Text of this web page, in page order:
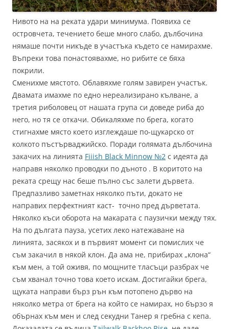
Нивото на на реката удари минимума. Появиха се
островчета, течението беше много слабо, дълбочина
нямаше почти никъде в участъка където се намирахме.
Въпреки това понастоявахме, но рибите се бяха
покрили.
Сменихме мястото. Облавяхме голям завирен участък.
Двамата имахме по едно нереализирано кълване, а
третия риболовец от нашата група си доведе риба до
него, но тя се откачи. Обикаляхме по брега, когато
стигнахме място което изглеждаше по-щукарско от
колкото пъстърваджийско. Поради голямата дълбочина
закачих на линията Fiiish Black Minnow №2 с идеята да
направя няколко проводки по дъното . В коритото на
реката срещу нас беше пълно със залети дървета.
Предпазливо заметнах няколко пъти, докато не
направих перфектният каст- точно пред дърветата.
Няколко къси оборота на макарата с паузички между тях.
На по дългата пауза, усетих леко натежаване на
линията, засякох и в първият момент си помислих че
съм закачил в някой клон. Да ама не, прибирах „клона“
към мен, а той оживя, по мощните тласъци разбрах че
съм хванал точно това което искам. Достигайки брега,
щуката направи бърз рън към потопено дърво на
няколко метра от брега на който се намирах, но бързо я
обърнах към мен и след секудни Танер я гребна с кепа.